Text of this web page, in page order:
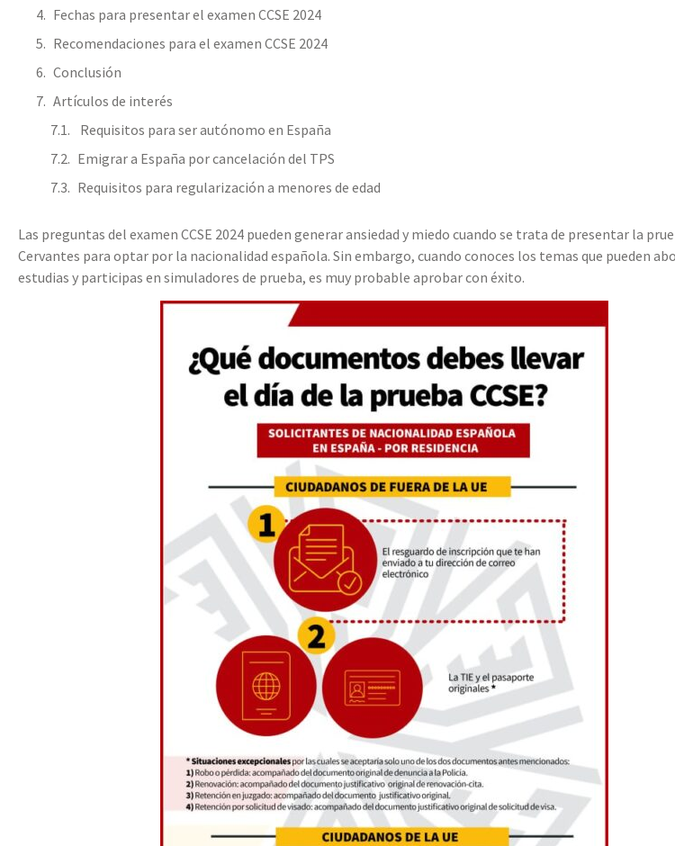
Fechas para presentar el examen CCSE 2024
Recomendaciones para el examen CCSE 2024
Conclusión
Artículos de interés
Requisitos para ser autónomo en España
Emigrar a España por cancelación del TPS
Requisitos para regularización a menores de edad
Las preguntas del examen CCSE 2024 pueden generar ansiedad y miedo cuando se trata de presentar la
Cervantes para optar por la nacionalidad española. Sin embargo, cuando conoces los temas que pueden
estudias y participas en simuladores de prueba, es muy probable aprobar con éxito.